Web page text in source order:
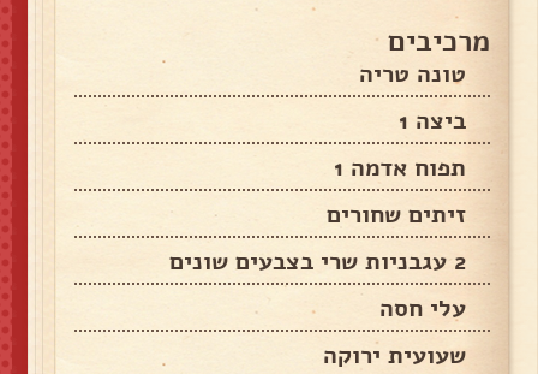
מרכיבים
טונה טריה
ביצה 1
תפוח אדמה 1
זיתים שחורים
2 עגבניות שרי בצבעים שונים
עלי חסה
שעועית ירוקה